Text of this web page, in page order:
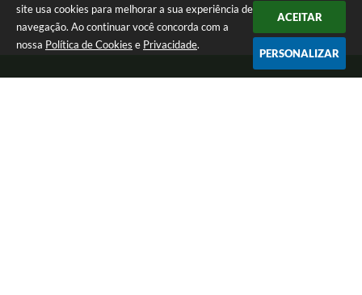
site usa cookies para melhorar a sua experiência de
navegação. Ao continuar você concorda com a
nossa Política de Cookies e Privacidade.
ACEITAR
PERSONALIZAR